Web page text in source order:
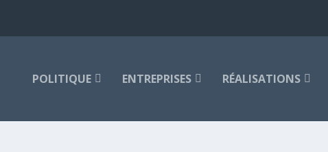
POLITIQUE ENTREPRISES RÉALISATIONS